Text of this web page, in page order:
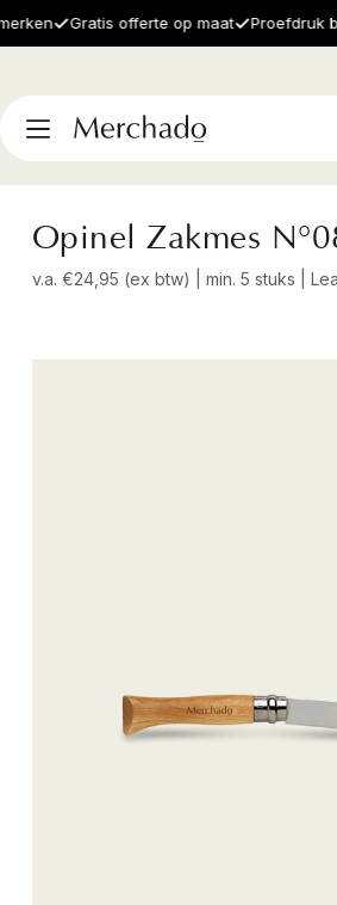
Gratis offerte op maat Proefdruk
Opinel Zakmes
v.a. €24,95 (ex btw) | min. 5 stuks |